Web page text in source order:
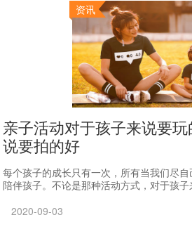
资讯
亲子活动对于孩子来说要
说要拍的好
每个孩子的成长只有一次，所有当我们尽
陪伴孩子。不论是那种活动方式，对于孩
2020-09-03